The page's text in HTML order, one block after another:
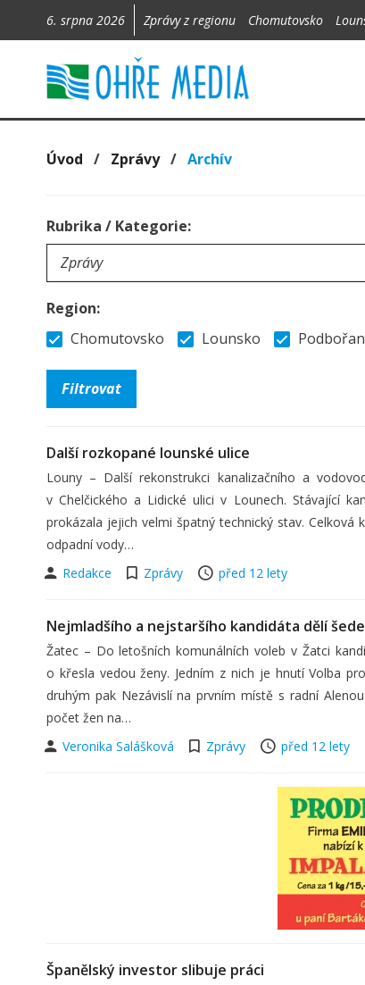
6. srpna 2026 Zprávy z regionu Chomutovsko
Úvod / Zprávy/ Archív
Rubrika / Kategorie:
Region:
Chomutovsko
Lounsko
Další rozkopané lounské ulice
Louny – Další rekonstrukci kanalizačního a
v Chelčického a Lidické ulici v Lounech. Stávající
prokázala jejich velmi špatný technický stav.
odpadní vody…
Redakce
Zprávy před 12 lety
Nejmladšího a nejstaršího kandidáta dělí
Žatec – Do letošních komunálních voleb v Žatci
o křesla vedou ženy. Jedním z nich je hnutí Volba
druhým pak Nezávislí na prvním místě s radní
počet žen na…
Veronika Salášková
Zprávy před 12 lety
Španělský investor slibuje práci